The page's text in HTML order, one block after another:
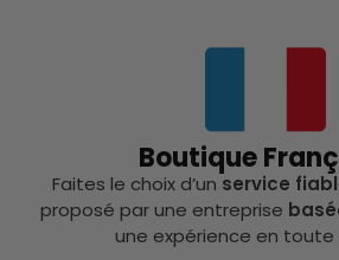
Boutique
Faites le choix d’un service
proposé par une entreprise
une expérience en toute